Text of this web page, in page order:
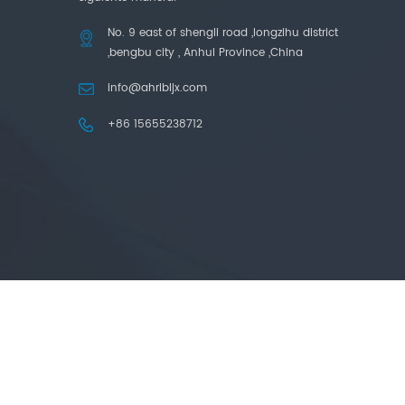
No. 9 east of shengli road ,longzihu district
,bengbu city , Anhui Province ,China
info@ahrlbljx.com
+86 15655238712